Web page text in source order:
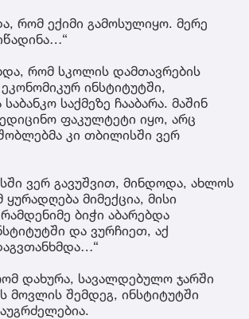
რომ ექიმი გამოსულიყო. მერე
რომ სკოლის დამთავრების
ინსტიტუტში,
საქმეზე ჩააბარა. მაშინ
ფაკულტეტი იყო, არც
კი თბილისში ვერ
ვერ გავუშვით, მინდოდა, ახლოს
მიმექცია, მისი
ბიჭი აბარებდა
და ვურჩიეთ, აქ
დახურა, სავალდებულო ჯარში
მოვლის შემდეგ, ინსტიტუტში